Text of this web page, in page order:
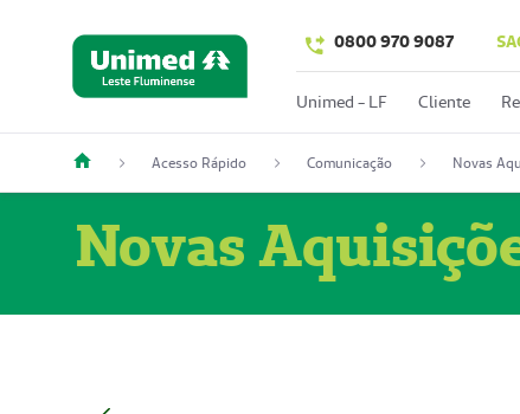
0800 970 9087
Unimed - LF Cliente
Acesso Rápido Comunicação Novas
Novas